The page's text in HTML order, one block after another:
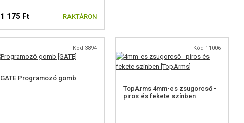
1 175 Ft RAKTÁRON
Kód 3894
GATE Programozó gomb
Kód 11006
TopArms 4mm-es zsugorcső -
piros és fekete színben